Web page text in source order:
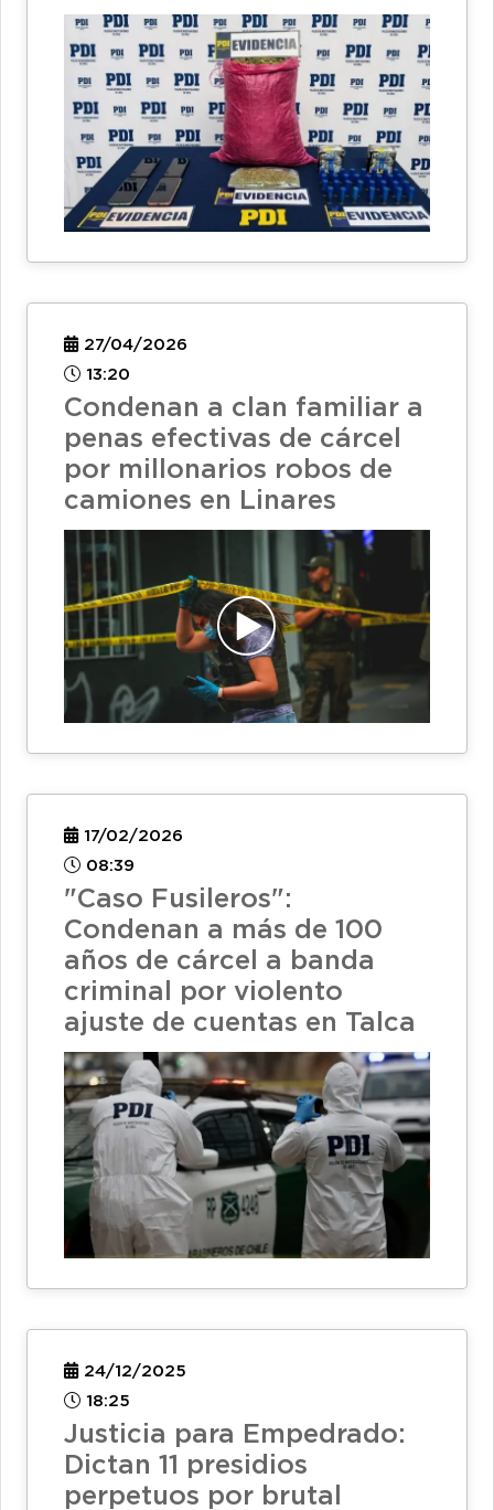
27/04/2026
13:20
Condenan a clan familiar a
penas efectivas de cárcel
por millonarios robos de
camiones en Linares
17/02/2026
08:39
"Caso Fusileros":
Condenan a más de 100
años de cárcel a banda
criminal por violento
ajuste de cuentas en Talca
24/12/2025
18:25
Justicia para Empedrado:
Dictan 11 presidios
perpetuos por brutal